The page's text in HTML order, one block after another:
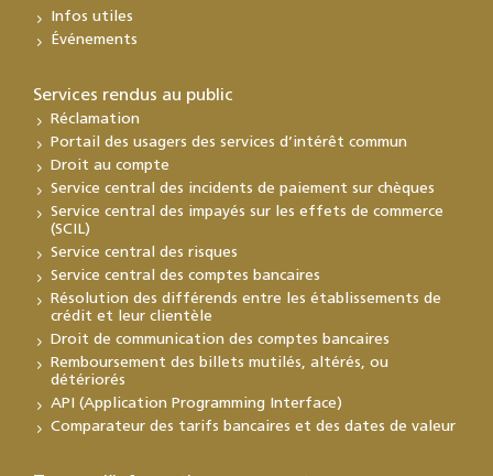
Infos utiles
Événements
Services rendus au public
Réclamation
Portail des usagers des services d’intérêt commun
Droit au compte
Service central des incidents de paiement sur chèques
Service central des impayés sur les effets de commerce
(SCIL)
Service central des risques
Service central des comptes bancaires
Résolution des différends entre les établissements de
crédit et leur clientèle
Droit de communication des comptes bancaires
Remboursement des billets mutilés, altérés, ou
détériorés
API (Application Programming Interface)
Comparateur des tarifs bancaires et des dates de valeur